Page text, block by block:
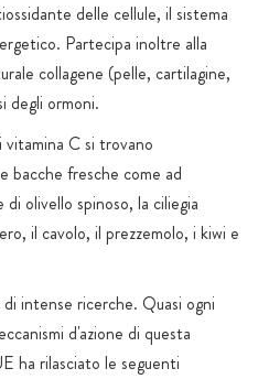
delle cellule, il sistema
Partecipa inoltre alla
collagene (pelle, cartilagine,
degli ormoni.
C si trovano
bacche fresche come ad
di olivello spinoso, la ciliegia
il cavolo, il prezzemolo, i kiwi e
intense ricerche. Quasi ogni
d'azione di questa
ha rilasciato le seguenti